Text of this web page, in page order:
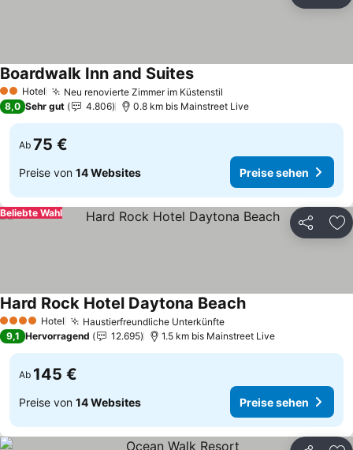
2 Sterne
Hotel Neu renovierte Zimmer im Küstenstil
Boardwalk Inn and SuitesPreise sehen
8,0 Sehr gut 4.806 0.8 km bis Mainstreet Live
Ab 75 €
Preise von 14 Websites Preise sehen
Teilen
Beliebte Wahl
4 Sterne Hotel Haustierfreundliche UnterkünftePreise sehen
Hard Rock Hotel Daytona BeachPreise sehen
9,1 Hervorragend 12.695 1.5 km bis Mainstreet Live
Ab 145 €
Preise von 14 Websites Preise sehen